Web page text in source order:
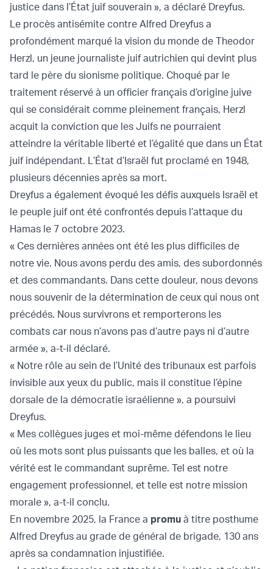
justice dans l’État juif souverain », a déclaré Dreyfus.
Le procès antisémite contre Alfred Dreyfus a
profondément marqué la vision du monde de Theodor
Herzl, un jeune journaliste juif autrichien qui devint plus
tard le père du sionisme politique. Choqué par le
traitement réservé à un officier français d’origine juive
qui se considérait comme pleinement français, Herzl
acquit la conviction que les Juifs ne pourraient
atteindre la véritable liberté et l’égalité que dans un État
juif indépendant. L’État d’Israël fut proclamé en 1948,
plusieurs décennies après sa mort.
Dreyfus a également évoqué les défis auxquels Israël et
le peuple juif ont été confrontés depuis l’attaque du
Hamas le 7 octobre 2023.
« Ces dernières années ont été les plus difficiles de
notre vie. Nous avons perdu des amis, des subordonnés
et des commandants. Dans cette douleur, nous devons
nous souvenir de la détermination de ceux qui nous ont
précédés. Nous survivrons et remporterons les
combats car nous n’avons pas d’autre pays ni d’autre
armée », a-t-il déclaré.
« Notre rôle au sein de l’Unité des tribunaux est parfois
invisible aux yeux du public, mais il constitue l’épine
dorsale de la démocratie israélienne », a poursuivi
Dreyfus.
« Mes collègues juges et moi-même défendons le lieu
où les mots sont plus puissants que les balles, et où la
vérité est le commandant suprême. Tel est notre
engagement professionnel, et telle est notre mission
morale », a-t-il conclu.
En novembre 2025, la France a promu à titre posthume
Alfred Dreyfus au grade de général de brigade, 130 ans
après sa condamnation injustifiée.